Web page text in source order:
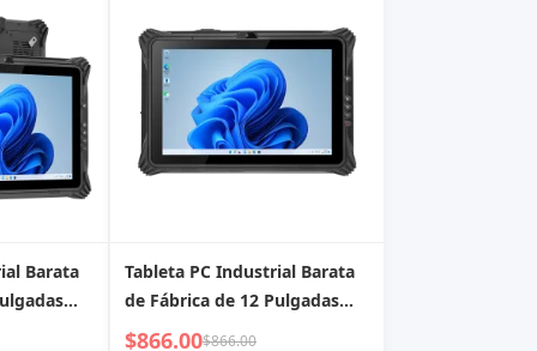
Barata
11
Tableta PC Industrial Barata
de Fábrica de 12 Pulgadas
Intel I5 I7 Win11 FHD
$866.00$866.00